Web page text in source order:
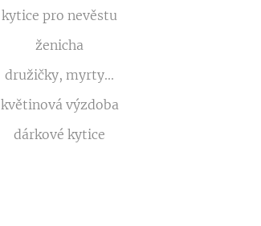
kytice pro nevěstu
ženicha
družičky, myrty...
květinová výzdoba
dárkové kytice